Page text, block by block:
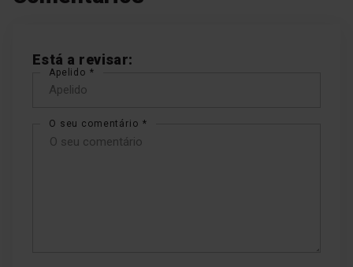
Está a revisar:
Apelido
O seu comentário